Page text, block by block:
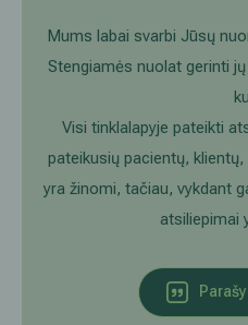
Mums labai svarbi Jūsų
Stengiamės nuolat gerinti
Visi tinklalapyje pateikti
pateikusių pacientų,
yra žinomi, tačiau, vykdant
atsiliepimai
Akušerija ginekologija
Urologija
Oftalmologija (akių gydymas)
Gastroenterologija
Vidaus tvarkos taisyklės
Nemokamos patikrinimo
Tyrimai ir gydymo